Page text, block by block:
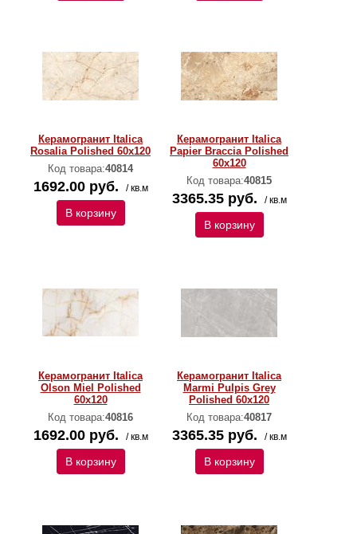
Керамогранит Italica
Rosalia Polished 60х120
Код товара:40814
1692.00 руб. / кв.м
В корзину
Керамогранит Italica
Papier Braccia Polished
60х120
Код товара:40815
3365.35 руб. / кв.м
В корзину
Керамогранит Italica
Olson Miel Polished
60х120
Код товара:40816
1692.00 руб. / кв.м
В корзину
Керамогранит Italica
Marmi Pulpis Grey
Polished 60х120
Код товара:40817
3365.35 руб. / кв.м
В корзину